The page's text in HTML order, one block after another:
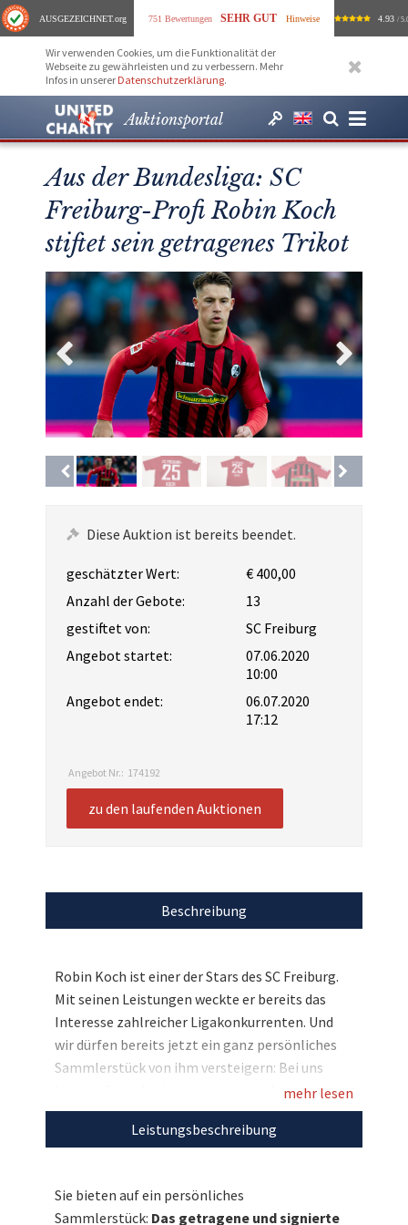
AUSGEZEICHNET.org 751 Bewertungen SEHR GUT Hinweise 4.93 /
Wir verwenden Cookies, um die Funktionalität der
Webseite zu gewährleisten und zu verbessern. Mehr
Infos in unserer Datenschutzerklärung.
Auktionsportal
Aus der Bundesliga: SC
Freiburg-Profi Robin Koch
stiftet sein getragenes Trikot
Diese Auktion ist bereits beendet.
geschätzter Wert:
€ 400,00
Anzahl der Gebote:
13
gestiftet von:
SC Freiburg
Angebot startet:
07.06.2020
10:00
Angebot endet:
06.07.2020
17:12
Angebot Nr.: 174192
zu den laufenden Auktionen
Beschreibung
Robin Koch ist einer der Stars des SC Freiburg.
Mit seinen Leistungen weckte er bereits das
Interesse zahlreicher Ligakonkurrenten. Und
wir dürfen bereits jetzt ein ganz persönliches
Sammlerstück von ihm versteigern: Bei uns
können Sie auf sein getragenes und signiertes
Trikot bieten und damit Stars4Kids
unterstützen. Eine tolle Chance – geben Sie Ihr
Entdecken Sie auch unsere weiteren
einzigartigen Auktionenfür den guten
mehr lesen
Leistungsbeschreibung
Sie bieten auf ein persönliches
Sammlerstück: Das getragene und signierte